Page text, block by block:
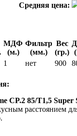
Средняя цена:
МДФ
(м.)
Фильтр
(мм.)
Вес
(гр.)
1 нет 900
CP.2 85/T1,5 Super
расстоянием